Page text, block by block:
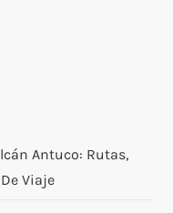
Antuco: Rutas,
Viaje